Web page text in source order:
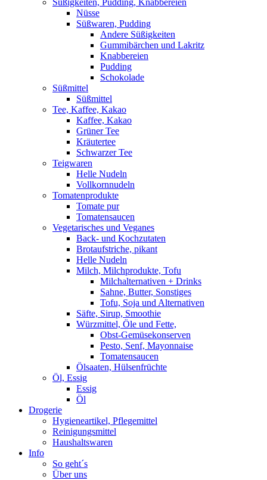
Süßigkeiten, Pudding, Knabbereien
Nüsse
Süßwaren, Pudding
Andere Süßigkeiten
Gummibärchen und Lakritz
Knabbereien
Pudding
Schokolade
Süßmittel
Süßmittel
Tee, Kaffee, Kakao
Kaffee, Kakao
Grüner Tee
Kräutertee
Schwarzer Tee
Teigwaren
Helle Nudeln
Vollkornnudeln
Tomatenprodukte
Tomate pur
Tomatensaucen
Vegetarisches und Veganes
Back- und Kochzutaten
Brotaufstriche, pikant
Helle Nudeln
Milch, Milchprodukte, Tofu
Milchalternativen + Drinks
Sahne, Butter, Sonstiges
Tofu, Soja und Alternativen
Säfte, Sirup, Smoothie
Würzmittel, Öle und Fette,
Obst-Gemüsekonserven
Pesto, Senf, Mayonnaise
Tomatensaucen
Ölsaaten, Hülsenfrüchte
Öl, Essig
Essig
Öl
Drogerie
Hygieneartikel, Pflegemittel
Reinigungsmittel
Haushaltswaren
Info
So geht´s
Über uns